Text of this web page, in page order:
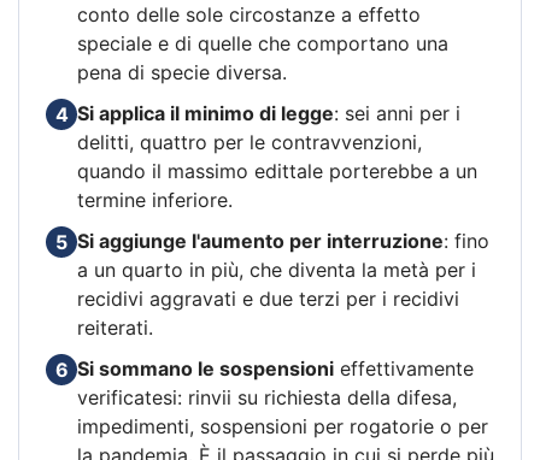
conto delle sole circostanze a effetto
speciale e di quelle che comportano una
pena di specie diversa.
4 Si applica il minimo di legge: sei anni per i
delitti, quattro per le contravvenzioni,
quando il massimo edittale porterebbe a un
termine inferiore.
5 Si aggiunge l'aumento per interruzione: fino
a un quarto in più, che diventa la metà per i
recidivi aggravati e due terzi per i recidivi
reiterati.
6 Si sommano le sospensioni effettivamente
verificatesi: rinvii su richiesta della difesa,
impedimenti, sospensioni per rogatorie o per
la pandemia. È il passaggio in cui si perde più